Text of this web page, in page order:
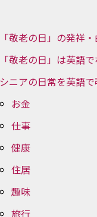
「敬老の日」の発祥
「敬老の日」は英語
シニアの日常を英語
お金
仕事
健康
住居
趣味
旅行